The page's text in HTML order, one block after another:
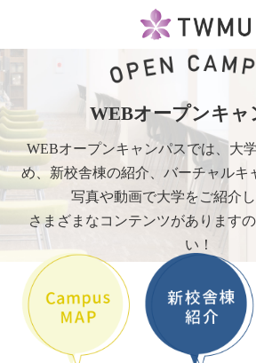
WEBオープンキャ
WEBオープンキャンパスでは、大
め、新校舎棟の紹介、バーチャルキ
写真や動画で大学をご紹介し
さまざまなコンテンツがあります
い！